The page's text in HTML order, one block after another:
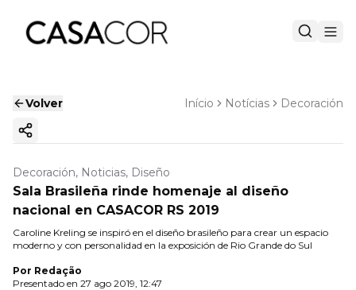
Volver Início Notícias Decoración
Copiar enlace
Decoración, Noticias, Diseño
Sala Brasileña rinde homenaje al diseño
nacional en CASACOR RS 2019
Caroline Kreling se inspiró en el diseño brasileño para crear un espacio
moderno y con personalidad en la exposición de Rio Grande do Sul
Por Redação
Presentado en 27 ago 2019, 12:47